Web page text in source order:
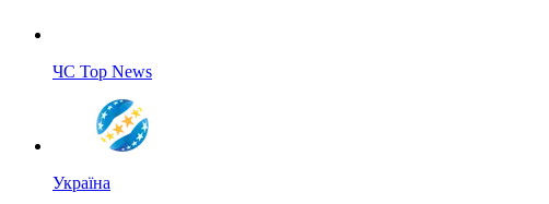
ЧС Top News
Україна